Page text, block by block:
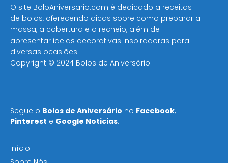
O site BoloAniversario.com é dedicado a receitas
de bolos, oferecendo dicas sobre como preparar a
massa, a cobertura e o recheio, além de
apresentar ideias decorativas inspiradoras para
diversas ocasiões​.
Copyright © 2024 Bolos de Aniversário
Segue o Bolos de Aniversário no Facebook,
Pinterest e Google Noticias.
Início